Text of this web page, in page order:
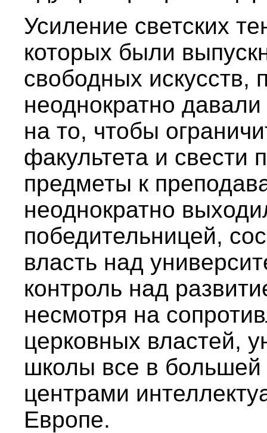
Усиление светских
которых были
свободных искусств,
неоднократно
на то, чтобы
факультета и свести
предметы к
неоднократно
победительницей,
власть над
контроль над
несмотря на
церковных властей,
школы все в большей
центрами
Европе.